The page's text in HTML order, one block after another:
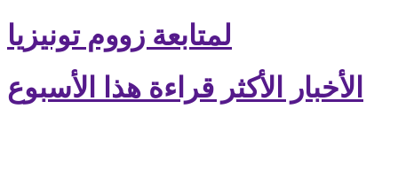
لمتابعة زووم تونيزيا
الأخبار الأكثر قراءة هذا الأسبوع